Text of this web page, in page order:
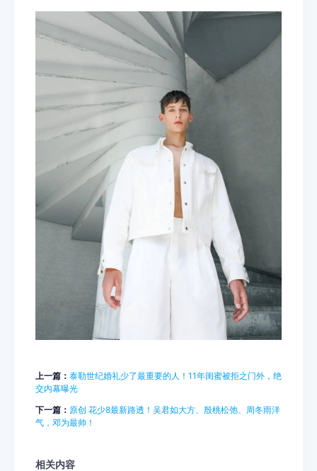
上一篇： 泰勒世纪婚礼少了最重要的人！11年闺蜜被拒之门外，绝
交内幕曝光
下一篇： 原创 花少8最新路透！吴君如大方、殷桃松弛、周冬雨洋
气，邓为最帅！
相关内容